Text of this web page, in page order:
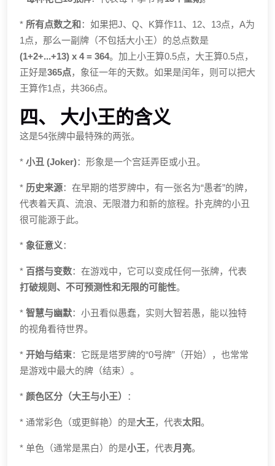
* 所有点数之和：如果把J、Q、K算作11、12、13点，A为
1点，那么一副牌（不包括大小王）的总点数是
(1+2+...+13) x 4 = 364。加上小王算0.5点，大王算0.5点，
正好是365点，象征一年的天数。如果是闰年，则可以把大
王算作1点，共366点。
四、 大小王的含义
这是54张牌中最特殊的两张。
* 小丑 (Joker)：形象是一个宫廷弄臣或小丑。
* 历史来源：在早期的塔罗牌中，有一张名为“愚者”的牌，
代表着天真、流浪、无限潜力和新的旅程。扑克牌的小丑
很可能源于此。
* 象征意义：
* 百搭与变数：在游戏中，它可以变成任何一张牌，代表
打破规则、不可预测性和无限的可能性。
* 智慧与幽默：小丑看似愚蠢，实则大智若愚，能以独特
的视角看待世界。
* 开始与结束：它既是塔罗牌的“0号牌”（开始），也常常
是游戏中最大的牌（结束）。
* 颜色区分（大王与小王） ：
* 通常彩色（或更鲜艳）的是大王，代表太阳。
* 单色（通常是黑白）的是小王，代表月亮。